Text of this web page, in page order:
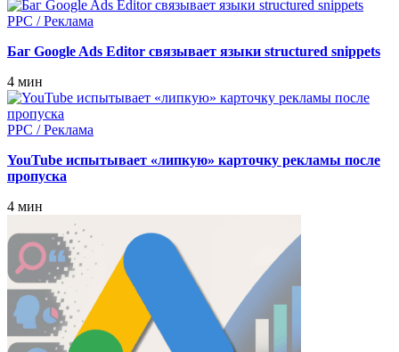
PPC / Реклама
Баг Google Ads Editor связывает языки structured snippets
4 мин
PPC / Реклама
YouTube испытывает «липкую» карточку рекламы после
пропуска
4 мин